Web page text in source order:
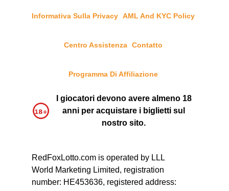
Informativa Sulla Privacy AML And KYC Policy
Centro Assistenza Contatto
Programma Di Affiliazione
I giocatori devono avere almeno 18
anni per acquistare i biglietti sul
nostro sito.
RedFoxLotto.com is operated by LLL
World Marketing Limited, registration
number: HE453636, registered address: